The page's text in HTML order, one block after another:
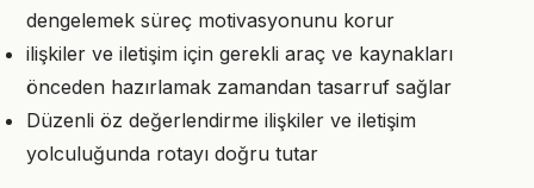
dengelemek süreç motivasyonunu korur
ilişkiler ve iletişim için gerekli araç ve kaynakları
önceden hazırlamak zamandan tasarruf sağlar
Düzenli öz değerlendirme ilişkiler ve iletişim
yolculuğunda rotayı doğru tutar